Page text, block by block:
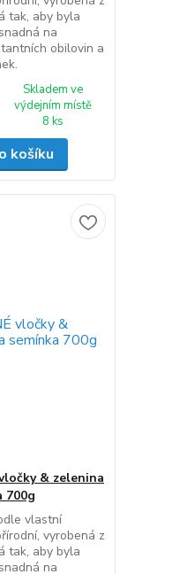
tak, aby byla
na
obilovin a
Skladem ve
výdejním místě
8 ks
košíku
& zelenina
700g
vlastní
vyrobená z
tak, aby byla
na